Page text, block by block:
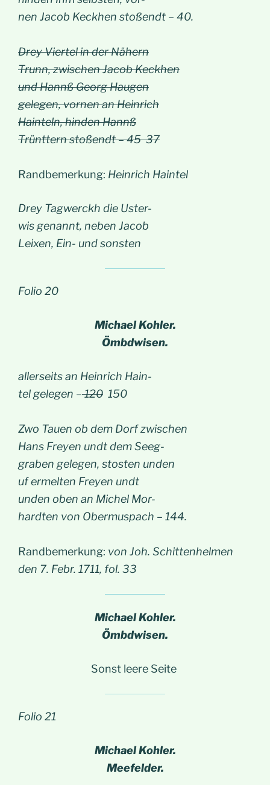
nen Jacob Keckhen stoßendt – 40.
Drey Viertel in der Nähern
Trunn, zwischen Jacob Keckhen
und Hannß Georg Haugen
gelegen, vornen an Heinrich
Hainteln, hinden Hannß
Trünttern stoßendt – 45 37
Randbemerkung: Heinrich Haintel
Drey Tagwerckh die Uster-
wis genannt, neben Jacob
Leixen, Ein- und sonsten
Folio 20
Michael Kohler.
Ömbdwisen.
allerseits an Heinrich Hain-
tel gelegen –120 150
Zwo Tauen ob dem Dorf zwischen
Hans Freyen undt dem Seeg-
graben gelegen, stosten unden
uf ermelten Freyen undt
unden oben an Michel Mor-
hardten von Obermuspach – 144.
Randbemerkung: von Joh. Schittenhelmen
den 7. Febr. 1711, fol. 33
Michael Kohler.
Ömbdwisen.
Sonst leere Seite
Folio 21
Michael Kohler.
Meefelder.